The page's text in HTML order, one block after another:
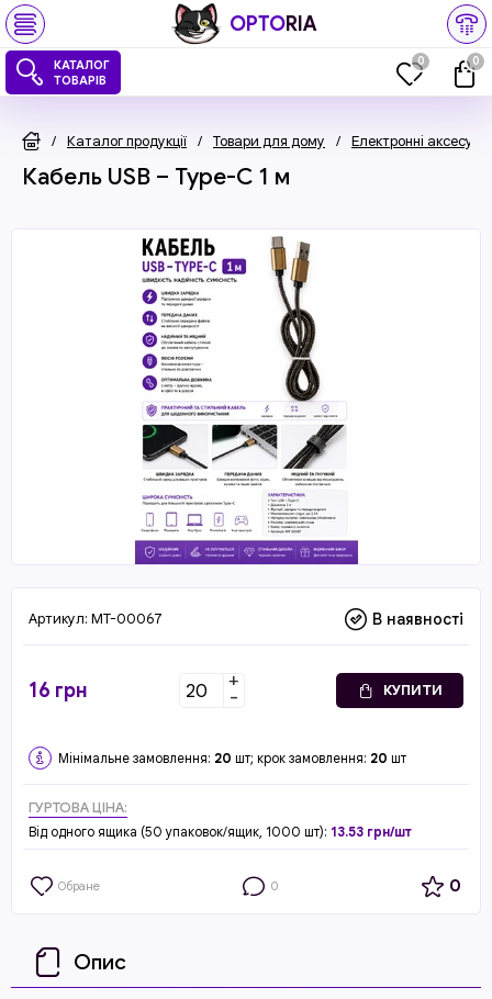
OPTORIA
КАТАЛОГ
ТОВАРІВ
0 0
/ Каталог продукції / Товари для дому / Електронні
Кабель USB – Type-C 1 м
Артикул: MT-00067 В наявності
16 грн +
- КУПИТИ
Мінімальне замовлення: 20 шт; крок замовлення: 20 шт
ГУРТОВА ЦІНА:
Від одного ящика (50 упаковок/ящик, 1000 шт): 13.53 грн/шт
Обране 0 0
Опис